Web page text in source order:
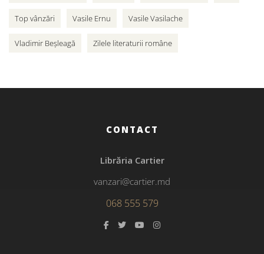
Top vânzări Vasile Ernu Vasile Vasilache
Vladimir Beșleagă Zilele literaturii române
CONTACT
Librăria Cartier
vanzari@cartier.md
068 555 579